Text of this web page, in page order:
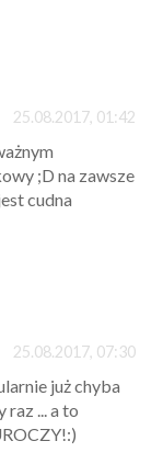
25.08.2017, 01:42
;D na zawsze
cudna
25.08.2017, 07:30
już chyba
... a to